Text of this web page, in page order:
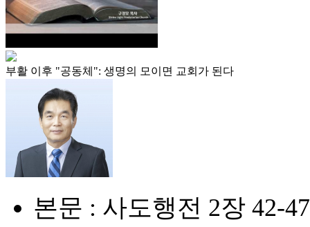
부활 이후 "공동체": 생명의 모이면 교회가 된다
본문 : 사도행전 2장 42-47